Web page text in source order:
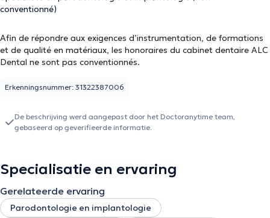
conventionné)
Afin de répondre aux exigences d’instrumentation, de formations
et de qualité en matériaux, les honoraires du cabinet dentaire ALC
Dental ne sont pas conventionnés.
Erkenningsnummer: 31322387006
De beschrijving werd aangepast door het Doctoranytime team,
gebaseerd op geverifieerde informatie.
Specialisatie en ervaring
Gerelateerde ervaring
Parodontologie en implantologie